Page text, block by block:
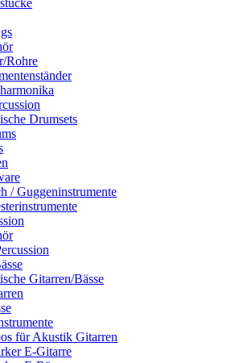
Rohre
Drumsets
/ Guggeninstrumente
Gitarren/Bässe
für Akustik Gitarren
E-Gitarre